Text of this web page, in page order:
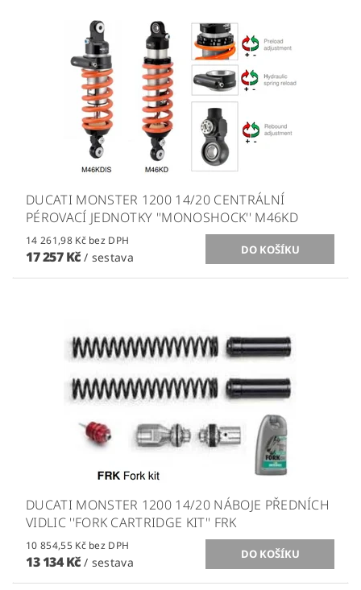
DUCATI MONSTER 1200 14/20 CENTRÁLNÍ
PÉROVACÍ JEDNOTKY ''MONOSHOCK'' M46KD
14 261,98 Kč bez DPH
17 257 Kč/ sestava
DUCATI MONSTER 1200 14/20 NÁBOJE PŘEDNÍCH
VIDLIC ''FORK CARTRIDGE KIT'' FRK
10 854,55 Kč bez DPH
13 134 Kč/ sestava